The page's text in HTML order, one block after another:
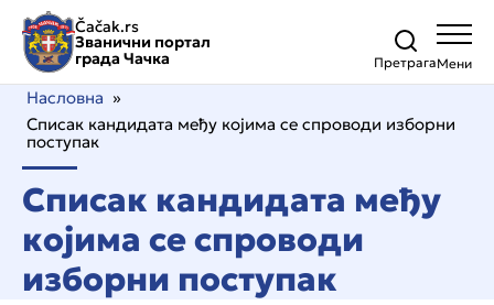
Čačak.rs
Званични портал
града Чачка
Претрага
Насловна »
Списак кандидата међу којима се спроводи изборни
поступак
Списак кандидата међу
којима се спроводи
изборни поступак